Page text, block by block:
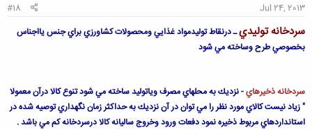
Jul 24, 2013
#18
سردخانه توليديـ درنقاط توليدمواد غذايي ومحصولات كشاورزي براي جنس يااجناس
بخصوصي طرح وساخته مي شود
سردخانه ذخيره‏اي- نزديك به محلهاي مصرف وياتوليد ساخته مي شود تنوع كالا درآن معمولا
" زياد نيست كالاي مورد نظر را مي توان در آن نزديك به حداكثر زمان نگهداري توصيه شده در
استانداردهاي مربوط ذخيره نمود دفعات ورود وخروج ساليانه كالا درسردخانه كم مي باشد .